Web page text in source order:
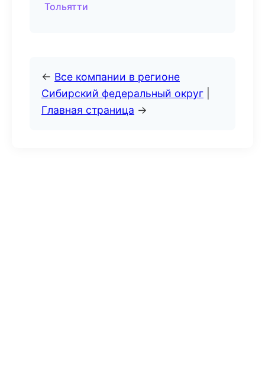
Тольятти
← Все компании в регионе
Сибирский федеральный округ
Главная страница →